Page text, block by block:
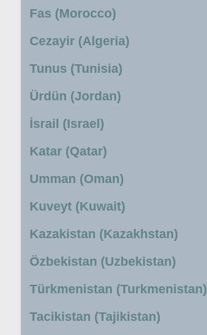
Fas (Morocco)
Cezayir (Algeria)
Tunus (Tunisia)
Ürdün (Jordan)
İsrail (Israel)
Katar (Qatar)
Umman (Oman)
Kuveyt (Kuwait)
Kazakistan (Kazakhstan)
Özbekistan (Uzbekistan)
Türkmenistan (Turkmenistan)
Tacikistan (Tajikistan)